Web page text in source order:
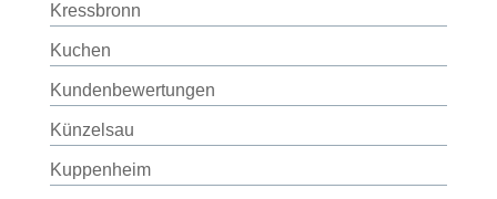
Kressbronn
Kuchen
Kundenbewertungen
Künzelsau
Kuppenheim